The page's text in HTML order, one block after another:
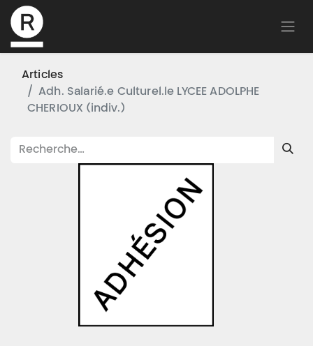
Articles
Adh. Salarié.e Culturel.le LYCEE ADOLPHE
CHERIOUX (indiv.)